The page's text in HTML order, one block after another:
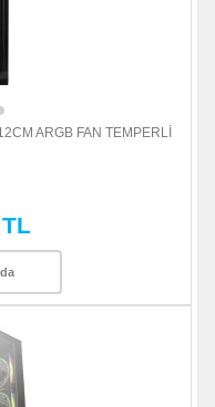
ARGB FAN TEMPERLİ